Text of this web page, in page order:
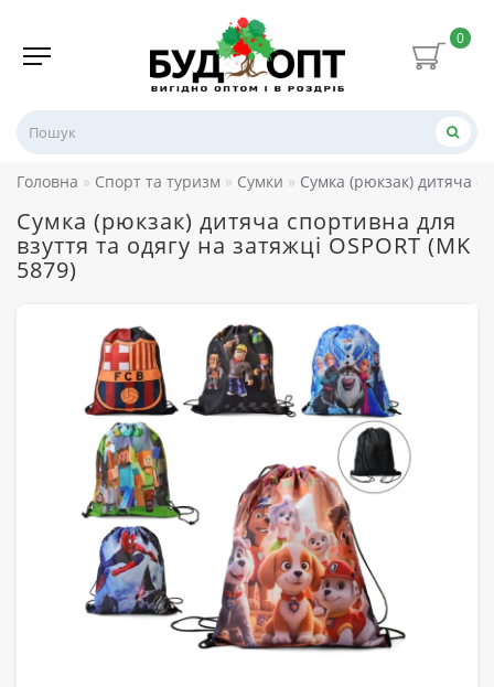
0
Головна Спорт та туризм Сумки Сумка (рюкзак) дитяча
Сумка (рюкзак) дитяча спортивна для
взуття та одягу на затяжці OSPORT (MK
5879)